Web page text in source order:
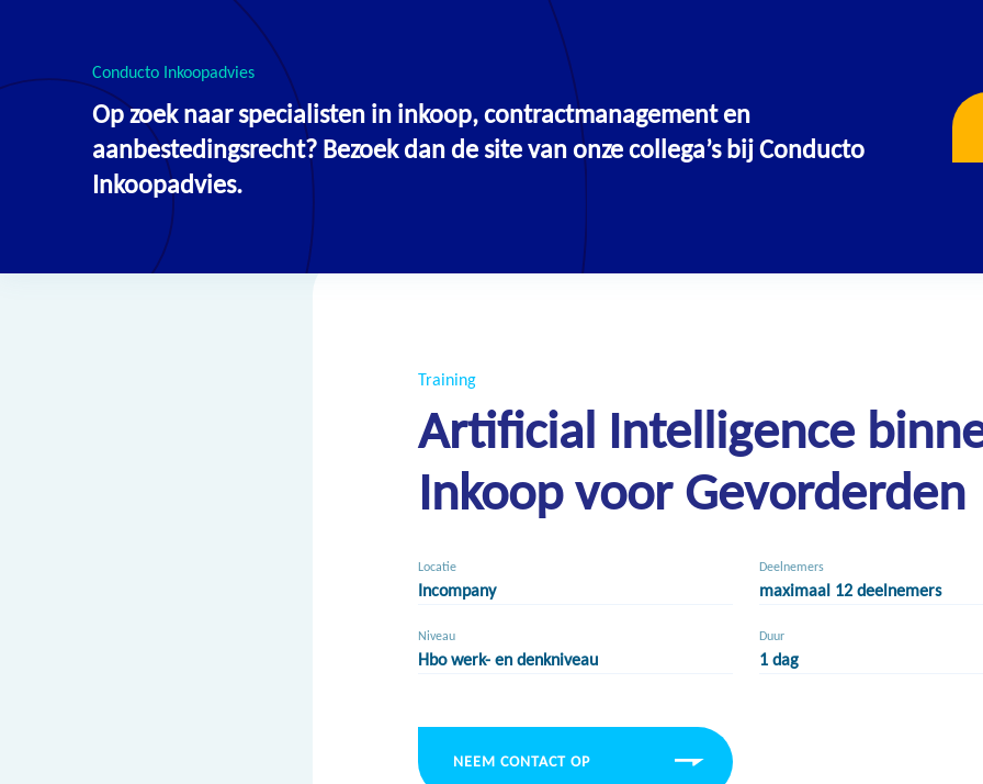
OPLEIDINGEN & TRAININGEN
Training
Artificial Intelligence
Inkoop voor Gevorderden
Locatie
Incompany
Deelnemers
maximaal 12 deelnemers
Niveau
Hbo werk- en denkniveau
Duur
1 dag
NEEM CONTACT OP
Conducto Inkoopadvies
Op zoek naar specialisten in inkoop, contractmanagement en
aanbestedingsrecht? Bezoek dan de site van onze collega’s bij Conducto
Inkoopadvies.